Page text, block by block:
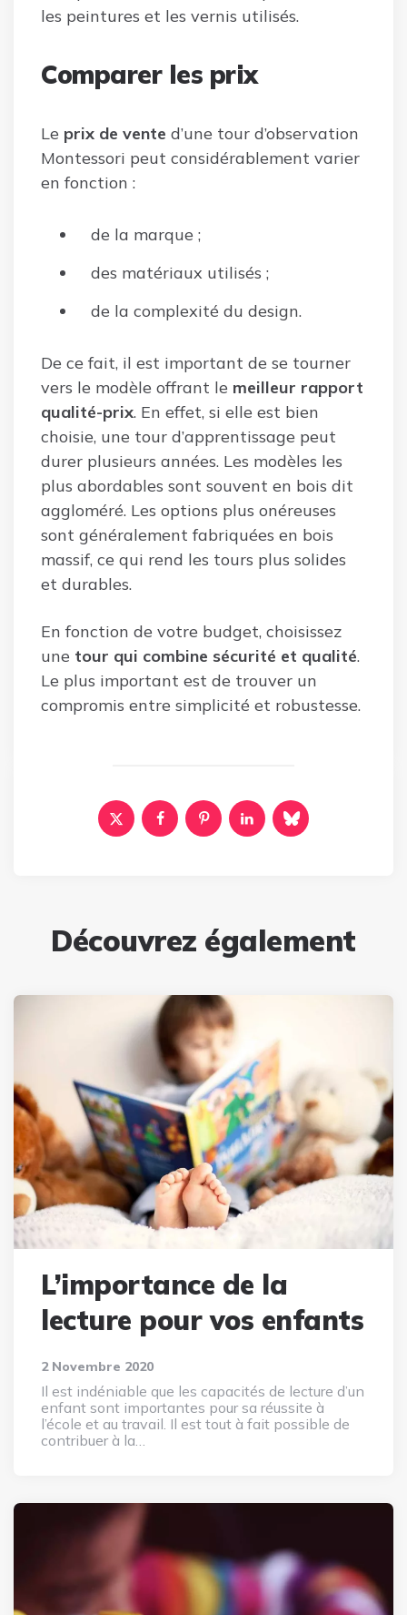
les peintures et les vernis utilisés.
Comparer les prix
Le prix de vente d’une tour d’observation
Montessori peut considérablement varier
en fonction :
de la marque ;
des matériaux utilisés ;
de la complexité du design.
De ce fait, il est important de se tourner
vers le modèle offrant le meilleur rapport
qualité-prix. En effet, si elle est bien
choisie, une tour d’apprentissage peut
durer plusieurs années. Les modèles les
plus abordables sont souvent en bois dit
aggloméré. Les options plus onéreuses
sont généralement fabriquées en bois
massif, ce qui rend les tours plus solides
et durables.
En fonction de votre budget, choisissez
une tour qui combine sécurité et qualité.
Le plus important est de trouver un
compromis entre simplicité et robustesse.
Découvrez également
L’importance de la
lecture pour vos enfants
2 Novembre 2020
Il est indéniable que les capacités de lecture d’un
enfant sont importantes pour sa réussite à
l’école et au travail. Il est tout à fait possible de
contribuer à la…